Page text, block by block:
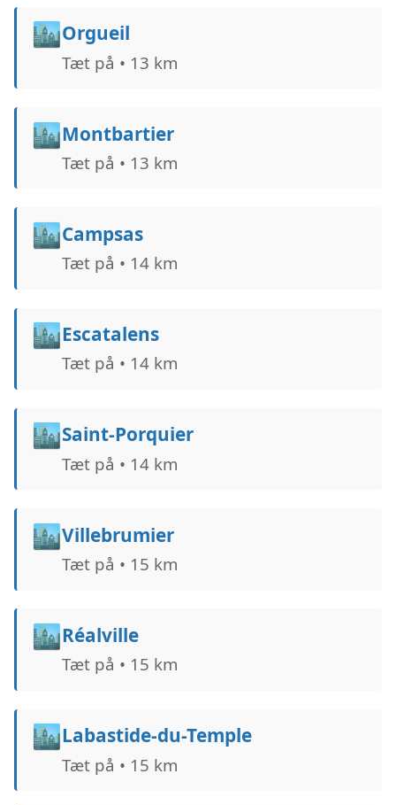
🏙️Orgueil
Tæt på • 13 km
🏙️Montbartier
Tæt på • 13 km
🏙️Campsas
Tæt på • 14 km
🏙️Escatalens
Tæt på • 14 km
🏙️Saint-Porquier
Tæt på • 14 km
🏙️Villebrumier
Tæt på • 15 km
🏙️Réalville
Tæt på • 15 km
🏙️Labastide-du-Temple
Tæt på • 15 km